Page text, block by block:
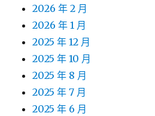
2026 年 2 月
2026 年 1 月
2025 年 12 月
2025 年 10 月
2025 年 8 月
2025 年 7 月
2025 年 6 月